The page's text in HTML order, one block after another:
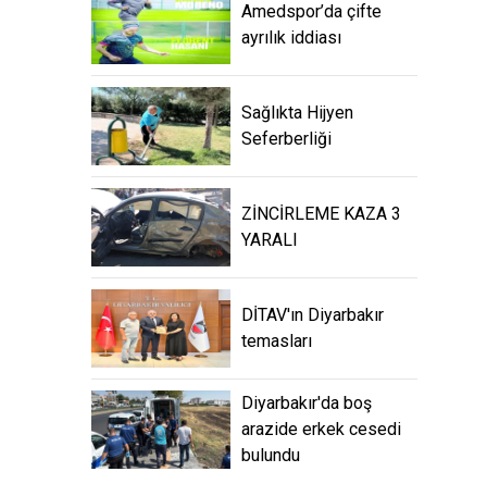
Amedspor’da çifte
ayrılık iddiası
Sağlıkta Hijyen
Seferberliği
ZİNCİRLEME KAZA 3
YARALI
DİTAV'ın Diyarbakır
temasları
Diyarbakır'da boş
arazide erkek cesedi
bulundu